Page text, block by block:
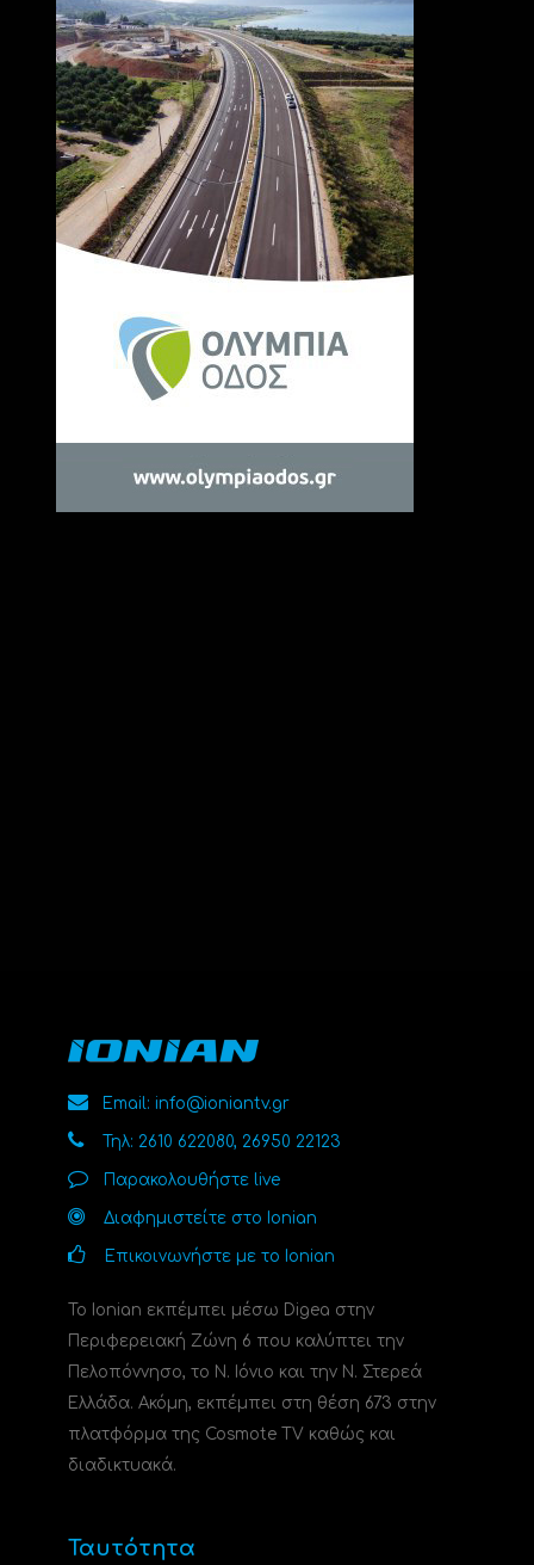
Email: info@ioniantv.gr
Τηλ: 2610 622080, 26950 22123
Παρακολουθήστε live
Διαφημιστείτε στο Ionian
Επικοινωνήστε με το Ionian
Το Ionian εκπέμπει μέσω Digea στην
Περιφερειακή Ζώνη 6 που καλύπτει την
Πελοπόννησο, το N. Ιόνιο και την Ν. Στερεά
Ελλάδα. Ακόμη, εκπέμπει στη θέση 673 στην
πλατφόρμα της Cosmote TV καθώς και
διαδικτυακά.
Ταυτότητα